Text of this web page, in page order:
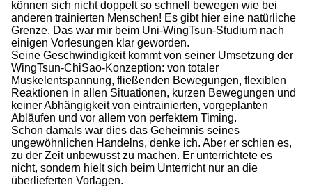
können sich nicht doppelt so schnell bewegen wie bei
anderen trainierten Menschen! Es gibt hier eine natürliche
Grenze. Das war mir beim Uni-WingTsun-Studium nach
einigen Vorlesungen klar geworden.
Seine Geschwindigkeit kommt von seiner Umsetzung der
WingTsun-ChiSao-Konzeption: von totaler
Muskelentspannung, fließenden Bewegungen, flexiblen
Reaktionen in allen Situationen, kurzen Bewegungen und
keiner Abhängigkeit von eintrainierten, vorgeplanten
Abläufen und vor allem von perfektem Timing.
Schon damals war dies das Geheimnis seines
ungewöhnlichen Handelns, denke ich. Aber er schien es,
zu der Zeit unbewusst zu machen. Er unterrichtete es
nicht, sondern hielt sich beim Unterricht nur an die
überlieferten Vorlagen.